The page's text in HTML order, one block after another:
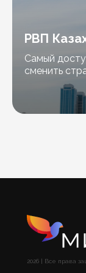
РВП
Самый
сменить
2026 | Все права